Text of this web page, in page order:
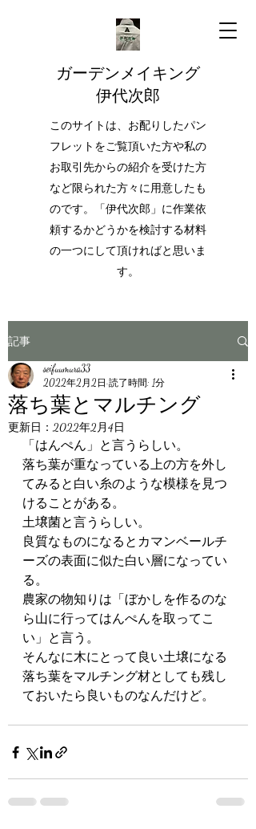
ガーデンメイキング
伊代次郎
このサイトは、お配りしたパン
フレットをご覧頂いた方や私の
お取引先からの紹介を受けた方
など限られた方々に用意したも
のです。「伊代次郎」に作業依
頼するかどうかを検討する材料
の一つにして頂ければと思いま
す。
記事
落ち葉とマルチング
seifuumura33
2022年2月2日 読了時間: 1分
更新日： 2022年2月4日
「はんぺん」と言うらしい。
落ち葉が重なっている上の方を外し
てみると白い糸のような模様を見つ
けることがある。
土壌菌と言うらしい。
良質なものになるとカマンベールチ
ーズの表面に似た白い層になってい
る。
農家の物知りは「ぼかしを作るのな
ら山に行ってはんぺんを取ってこ
い」と言う。
そんなに木にとって良い土壌になる
落ち葉をマルチング材としても残し
ておいたら良いものなんだけど。